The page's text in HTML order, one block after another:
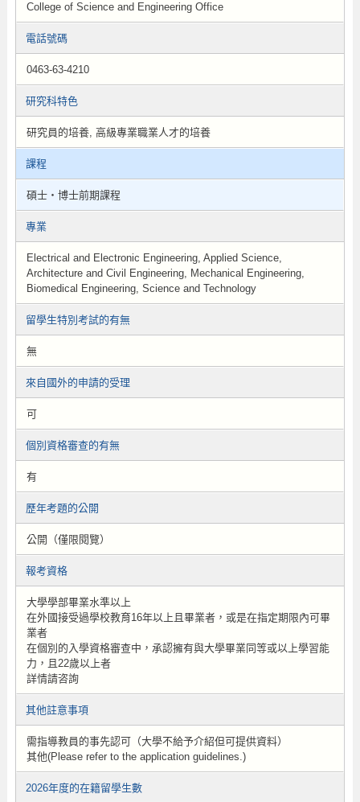
College of Science and Engineering Office
電話號碼
0463-63-4210
研究科特色
研究員的培養, 高級專業職業人才的培養
課程
碩士・博士前期課程
專業
Electrical and Electronic Engineering, Applied Science,
Architecture and Civil Engineering, Mechanical Engineering,
Biomedical Engineering, Science and Technology
留學生特別考試的有無
無
來自國外的申請的受理
可
個別資格審查的有無
有
歷年考題的公開
公開（僅限閱覽）
報考資格
大學學部畢業水準以上
在外國接受過學校教育16年以上且畢業者，或是在指定期限內可畢
業者
在個別的入學資格審查中，承認擁有與大學畢業同等或以上學習能
力，且22歲以上者
詳情請咨詢
其他註意事項
需指導教員的事先認可（大學不給予介紹但可提供資料）
其他(Please refer to the application guidelines.)
2026年度的在籍留學生數